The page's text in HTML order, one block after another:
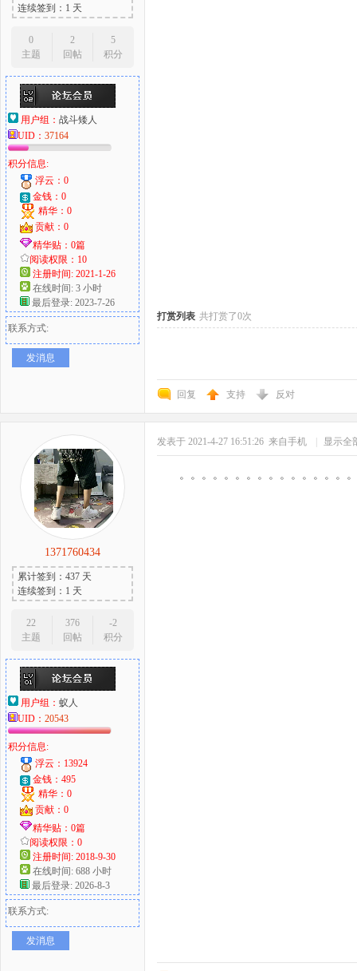
爱
好
连续签到：1 天
0
主题
2
回帖
5
积分
用户组： 战斗矮人
UID： 37164
积分信息:
浮云：0
金钱：0
精华：0
贡献：0
精华贴：0篇
阅读权限：10
注册时间: 2021-1-26
在线时间: 3 小时
最后登录: 2023-7-26
联系方式:
发消息
打赏列表 共打赏了0次
回复 支持 反对
1371760434
累计签到：437 天
连续签到：1 天
22
主题
376
回帖
-2
积分
用户组： 蚁人
UID： 20543
积分信息:
浮云：13924
金钱：495
精华：0
贡献：0
精华贴：0篇
阅读权限：0
注册时间: 2018-9-30
在线时间: 688 小时
最后登录: 2026-8-3
联系方式:
发消息
发表于 2021-4-27 16:51:26 来自手机 显示全
。。。。。。。。。。。。。。。